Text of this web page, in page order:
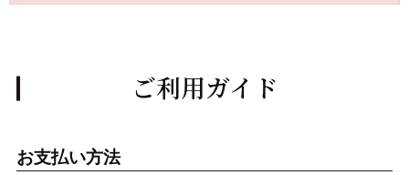
ご利用ガイド
お支払い方法